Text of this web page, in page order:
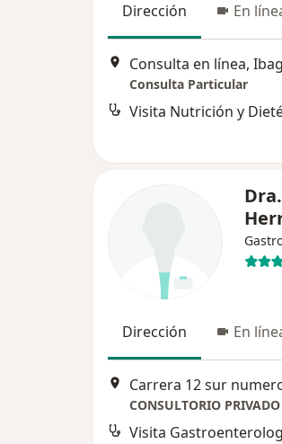
Dirección En
Consulta en línea,
Consulta Particular
Visita Nutrición y
Dirección En
Visita